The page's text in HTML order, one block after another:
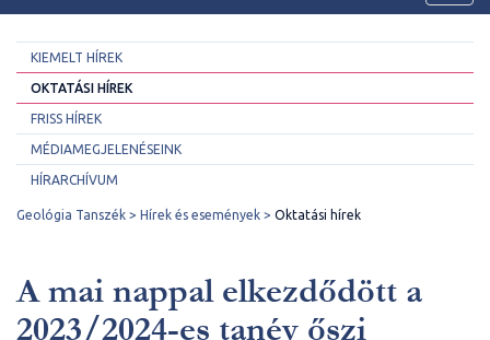
KIEMELT HÍREK
OKTATÁSI HÍREK
FRISS HÍREK
MÉDIAMEGJELENÉSEINK
HÍRARCHÍVUM
Geológia Tanszék Hírek és események Oktatási hírek
A mai nappal elkezdődött a
2023/2024-es tanév őszi